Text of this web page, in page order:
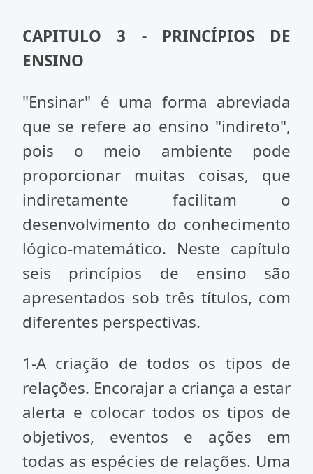
CAPITULO 3 - PRINCÍPIOS DE
ENSINO
"Ensinar" é uma forma abreviada
que se refere ao ensino "indireto",
pois o meio ambiente pode
proporcionar muitas coisas, que
indiretamente facilitam o
desenvolvimento do conhecimento
lógico-matemático. Neste capítulo
seis princípios de ensino são
apresentados sob três títulos, com
diferentes perspectivas.
1-A criação de todos os tipos de
relações. Encorajar a criança a estar
alerta e colocar todos os tipos de
objetivos, eventos e ações em
todas as espé­cies de relações. Uma